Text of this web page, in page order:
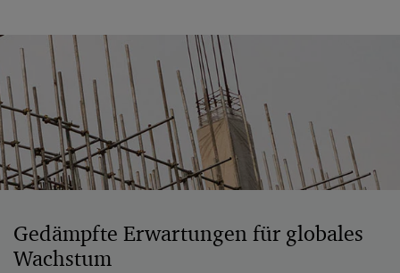
Gedämpfte Erwartungen für globales
Wachstum